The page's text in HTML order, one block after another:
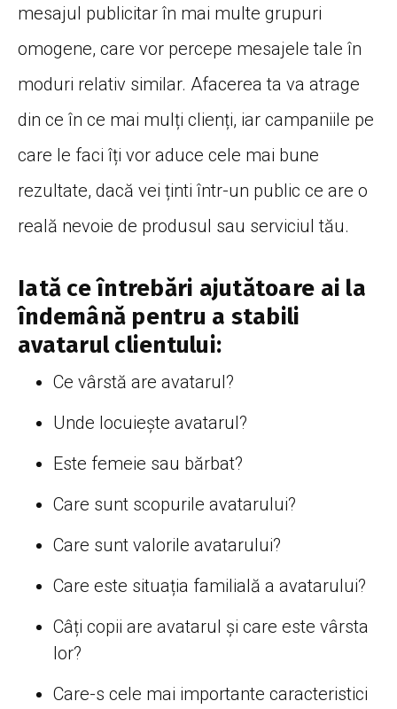
mesajul publicitar în mai multe grupuri
omogene, care vor percepe mesajele tale în
moduri relativ similar. Afacerea ta va atrage
din ce în ce mai mulți clienți, iar campaniile pe
care le faci îți vor aduce cele mai bune
rezultate, dacă vei ținti într-un public ce are o
reală nevoie de produsul sau serviciul tău.
Iată ce întrebări ajutătoare ai la
îndemână pentru a stabili
avatarul clientului:
Ce vârstă are avatarul?
Unde locuiește avatarul?
Este femeie sau bărbat?
Care sunt scopurile avatarului?
Care sunt valorile avatarului?
Care este situația familială a avatarului?
Câți copii are avatarul și care este vârsta
lor?
Care-s cele mai importante caracteristici